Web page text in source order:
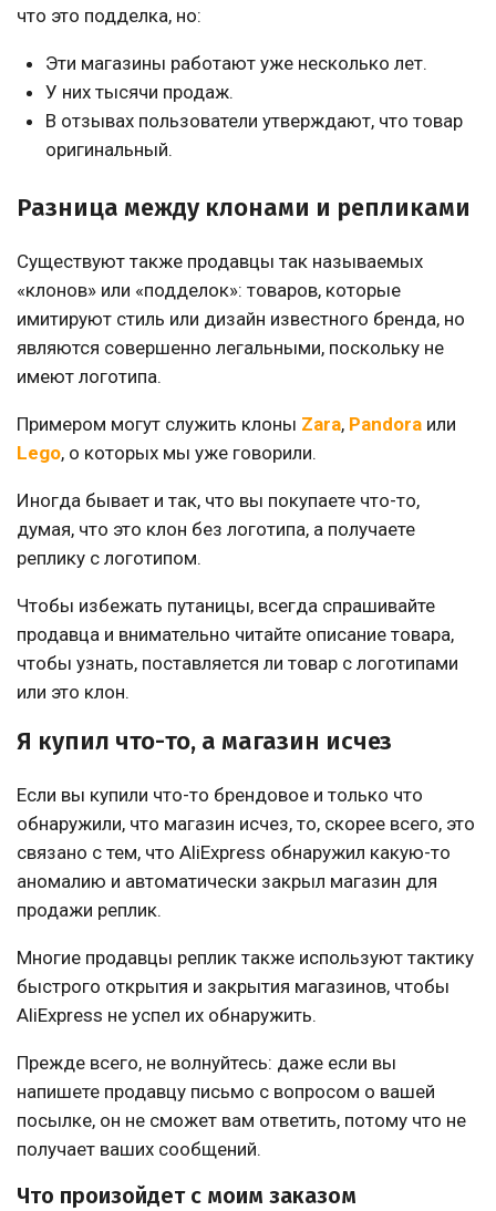
что это подделка, но:
Эти магазины работают уже несколько лет.
У них тысячи продаж.
В отзывах пользователи утверждают, что товар
оригинальный.
Разница между клонами и репликами
Существуют также продавцы так называемых
«клонов» или «подделок»: товаров, которые
имитируют стиль или дизайн известного бренда, но
являются совершенно легальными, поскольку не
имеют логотипа.
Примером могут служить клоны Zara, Pandora или
Lego, о которых мы уже говорили.
Иногда бывает и так, что вы покупаете что-то,
думая, что это клон без логотипа, а получаете
реплику с логотипом.
Чтобы избежать путаницы, всегда спрашивайте
продавца и внимательно читайте описание товара,
чтобы узнать, поставляется ли товар с логотипами
или это клон.
Я купил что-то, а магазин исчез
Если вы купили что-то брендовое и только что
обнаружили, что магазин исчез, то, скорее всего, это
связано с тем, что AliExpress обнаружил какую-то
аномалию и автоматически закрыл магазин для
продажи реплик.
Многие продавцы реплик также используют тактику
быстрого открытия и закрытия магазинов, чтобы
AliExpress не успел их обнаружить.
Прежде всего, не волнуйтесь: даже если вы
напишете продавцу письмо с вопросом о вашей
посылке, он не сможет вам ответить, потому что не
получает ваших сообщений.
Что произойдет с моим заказом